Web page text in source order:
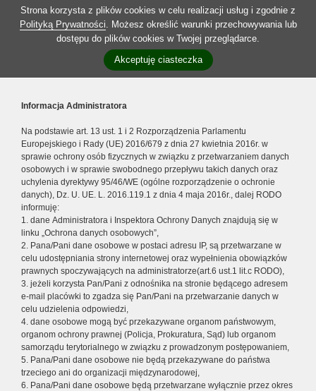
Strona korzysta z plików cookies w celu realizacji usług i zgodnie z
Polityką Prywatności. Możesz określić warunki przechowywania lub
dostępu do plików cookies w Twojej przeglądarce.
Akceptuję ciasteczka
Informacja Administratora
Na podstawie art. 13 ust. 1 i 2 Rozporządzenia Parlamentu
Europejskiego i Rady (UE) 2016/679 z dnia 27 kwietnia 2016r. w
sprawie ochrony osób fizycznych w związku z przetwarzaniem danych
osobowych i w sprawie swobodnego przepływu takich danych oraz
uchylenia dyrektywy 95/46/WE (ogólne rozporządzenie o ochronie
danych), Dz. U. UE. L. 2016.119.1 z dnia 4 maja 2016r., dalej RODO
informuję:
1. dane Administratora i Inspektora Ochrony Danych znajdują się w
linku „Ochrona danych osobowych”,
2. Pana/Pani dane osobowe w postaci adresu IP, są przetwarzane w
celu udostępniania strony internetowej oraz wypełnienia obowiązków
prawnych spoczywających na administratorze(art.6 ust.1 lit.c RODO),
3. jeżeli korzysta Pan/Pani z odnośnika na stronie będącego adresem
e-mail placówki to zgadza się Pan/Pani na przetwarzanie danych w
celu udzielenia odpowiedzi,
4. dane osobowe mogą być przekazywane organom państwowym,
organom ochrony prawnej (Policja, Prokuratura, Sąd) lub organom
samorządu terytorialnego w związku z prowadzonym postępowaniem,
5. Pana/Pani dane osobowe nie będą przekazywane do państwa
trzeciego ani do organizacji międzynarodowej,
6. Pana/Pani dane osobowe będą przetwarzane wyłącznie przez okres